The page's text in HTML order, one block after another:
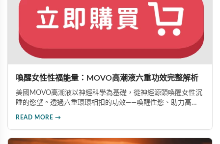
喚醒女性性福能量：MOVO高潮液六重功效完整解析
美國MOVO高潮液以神經科學為基礎，從神經源頭喚醒女性沉
睡的慾望。透過六重環環相扣的功效——喚醒性慾、助力高
無損地歸還。
READ MORE →